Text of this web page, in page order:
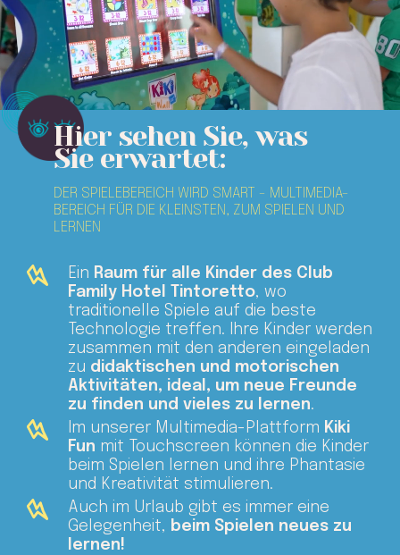
Hier sehen Sie, was
Sie erwartet:
DER SPIELEBEREICH WIRD SMART - MULTIMEDIA-
BEREICH FÜR DIE KLEINSTEN, ZUM SPIELEN UND
LERNEN
Ein Raum für alle Kinder des Club
Family Hotel Tintoretto, wo
traditionelle Spiele auf die beste
Technologie treffen. Ihre Kinder werden
zusammen mit den anderen eingeladen
zu didaktischen und motorischen
Aktivitäten, ideal, um neue Freunde
zu finden und vieles zu lernen.
Im unserer Multimedia-Plattform Kiki
Fun mit Touchscreen können die Kinder
beim Spielen lernen und ihre Phantasie
und Kreativität stimulieren.
Auch im Urlaub gibt es immer eine
Gelegenheit, beim Spielen neues zu
lernen!